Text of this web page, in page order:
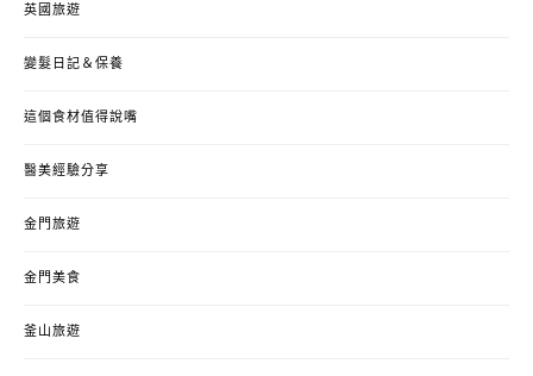
英國旅遊
變髮日記＆保養
這個食材值得說嘴
醫美經驗分享
金門旅遊
金門美食
釜山旅遊